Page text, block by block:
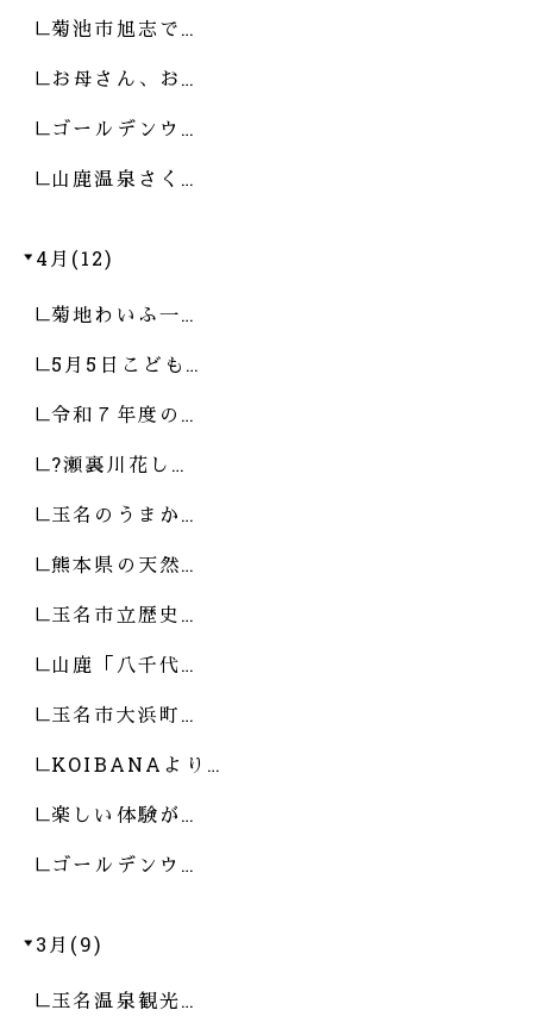
菊池市旭志で…
お母さん、お…
ゴールデンウ…
山鹿温泉さく…
4月(12)
菊地わいふ一…
5月5日こども…
令和７年度の…
?瀬裏川花し…
玉名のうまか…
熊本県の天然…
玉名市立歴史…
山鹿「八千代…
玉名市大浜町…
KOIBANAより…
楽しい体験が…
ゴールデンウ…
3月(9)
玉名温泉観光…